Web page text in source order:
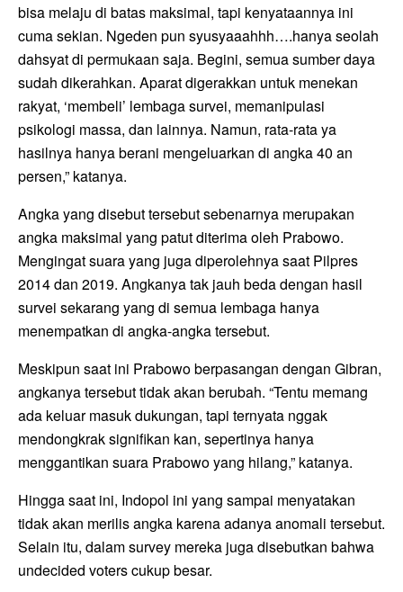
bisa melaju di batas maksimal, tapi kenyataannya ini
cuma sekian. Ngeden pun syusyaaahhh….hanya seolah
dahsyat di permukaan saja. Begini, semua sumber daya
sudah dikerahkan. Aparat digerakkan untuk menekan
rakyat, ‘membeli’ lembaga survei, memanipulasi
psikologi massa, dan lainnya. Namun, rata-rata ya
hasilnya hanya berani mengeluarkan di angka 40 an
persen,” katanya.
Angka yang disebut tersebut sebenarnya merupakan
angka maksimal yang patut diterima oleh Prabowo.
Mengingat suara yang juga diperolehnya saat Pilpres
2014 dan 2019. Angkanya tak jauh beda dengan hasil
survei sekarang yang di semua lembaga hanya
menempatkan di angka-angka tersebut.
Meskipun saat ini Prabowo berpasangan dengan Gibran,
angkanya tersebut tidak akan berubah. “Tentu memang
ada keluar masuk dukungan, tapi ternyata nggak
mendongkrak signifikan kan, sepertinya hanya
menggantikan suara Prabowo yang hilang,” katanya.
Hingga saat ini, Indopol ini yang sampai menyatakan
tidak akan merilis angka karena adanya anomali tersebut.
Selain itu, dalam survey mereka juga disebutkan bahwa
undecided voters cukup besar.